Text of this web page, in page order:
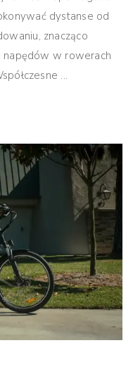
dystanse od
znacząco
napędów w rowerach
...